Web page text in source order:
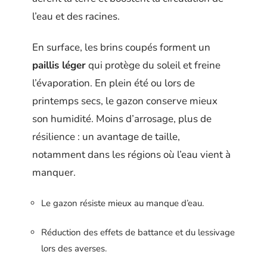
l’eau et des racines.
En surface, les brins coupés forment un
paillis légerqui protège du soleil et freine
l’évaporation. En plein été ou lors de
printemps secs, le gazon conserve mieux
son humidité. Moins d’arrosage, plus de
résilience : un avantage de taille,
notamment dans les régions où l’eau vient à
manquer.
Le gazon résiste mieux au manque d’eau.
Réduction des effets de battance et du lessivage
lors des averses.